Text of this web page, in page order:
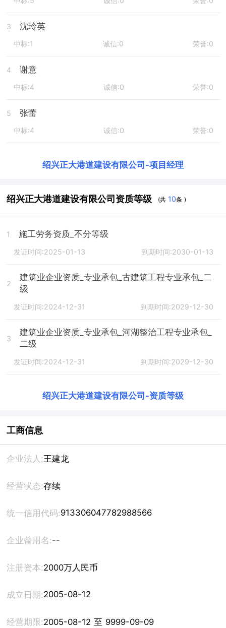
3 沈玲英
中标:1 诚信:0 荣誉:0
4 谢意
中标:4 诚信:0 荣誉:0
5 张蕾
中标:4 诚信:0 荣誉:0
绍兴正大港道建设有限公司 -项目经理
绍兴正大港道建设有限公司资质等级 (共 10条 )
1 施工劳务资质_不分等级
发证时间:2025-01-13 到期时间:2030-01-13
2
建筑业企业资质_专业承包_古建筑工程专业承包_二
级
发证时间:2024-12-31 到期时间:2029-12-30
3
建筑业企业资质_专业承包_河湖整治工程专业承包_
二级
发证时间:2024-12-31 到期时间:2029-12-30
绍兴正大港道建设有限公司 -资质等级
工商信息
企业法人:王建龙
经营状态:存续
统一信用代码:913306047782988566
企业曾用名:--
注册资本:2000万人民币
成立日期:2005-08-12
经营期限: 2005-08-12 至 9999-09-09